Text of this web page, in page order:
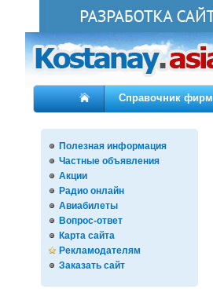
Справочник фирм
Полезная информация
Частные объявления
Акции
Радио онлайн
Авиабилеты
Вопрос-ответ
Карта сайта
Рекламодателям
Заказать сайт